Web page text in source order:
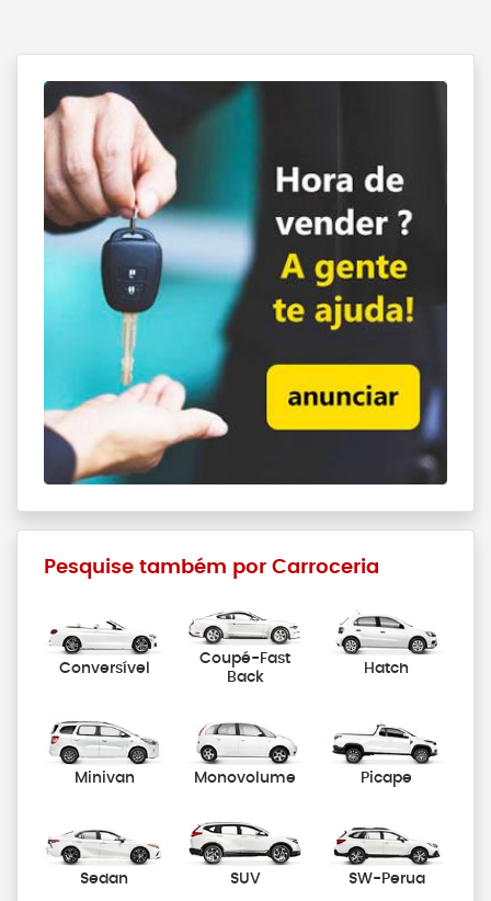
Pesquise também por Carroceria
Conversível
Coupé-Fast
Back
Hatch
Minivan Monovolume Picape
Sedan SUV SW-Perua